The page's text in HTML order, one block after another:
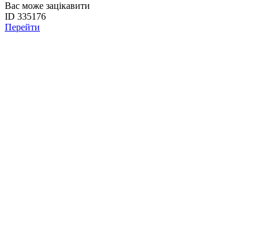
Вас може зацікавити
ID 335176
Перейти